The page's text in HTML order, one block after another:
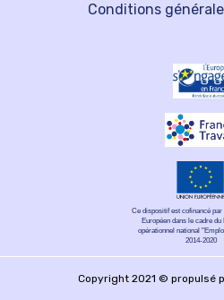
Conditions
Ce dispositif est cofinancé par
Européen dans le cadre
opérationnel national
2014-2020
Copyright 2021 © propulsé